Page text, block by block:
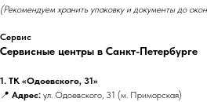
(Рекомендуем хранить упаковку и документы до
Сервис
Сервисные центры в Санкт-Петербурге
1. ТК «Одоевского, 31»
📍 Адрес: ул. Одоевского, 31 (м. Приморская)